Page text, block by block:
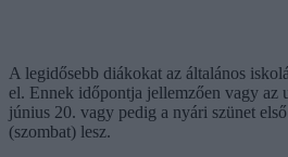
A legidősebb diákokat az általános
el. Ennek időpontja jellemzően vagy az
június 20. vagy pedig a nyári szünet
(szombat) lesz.